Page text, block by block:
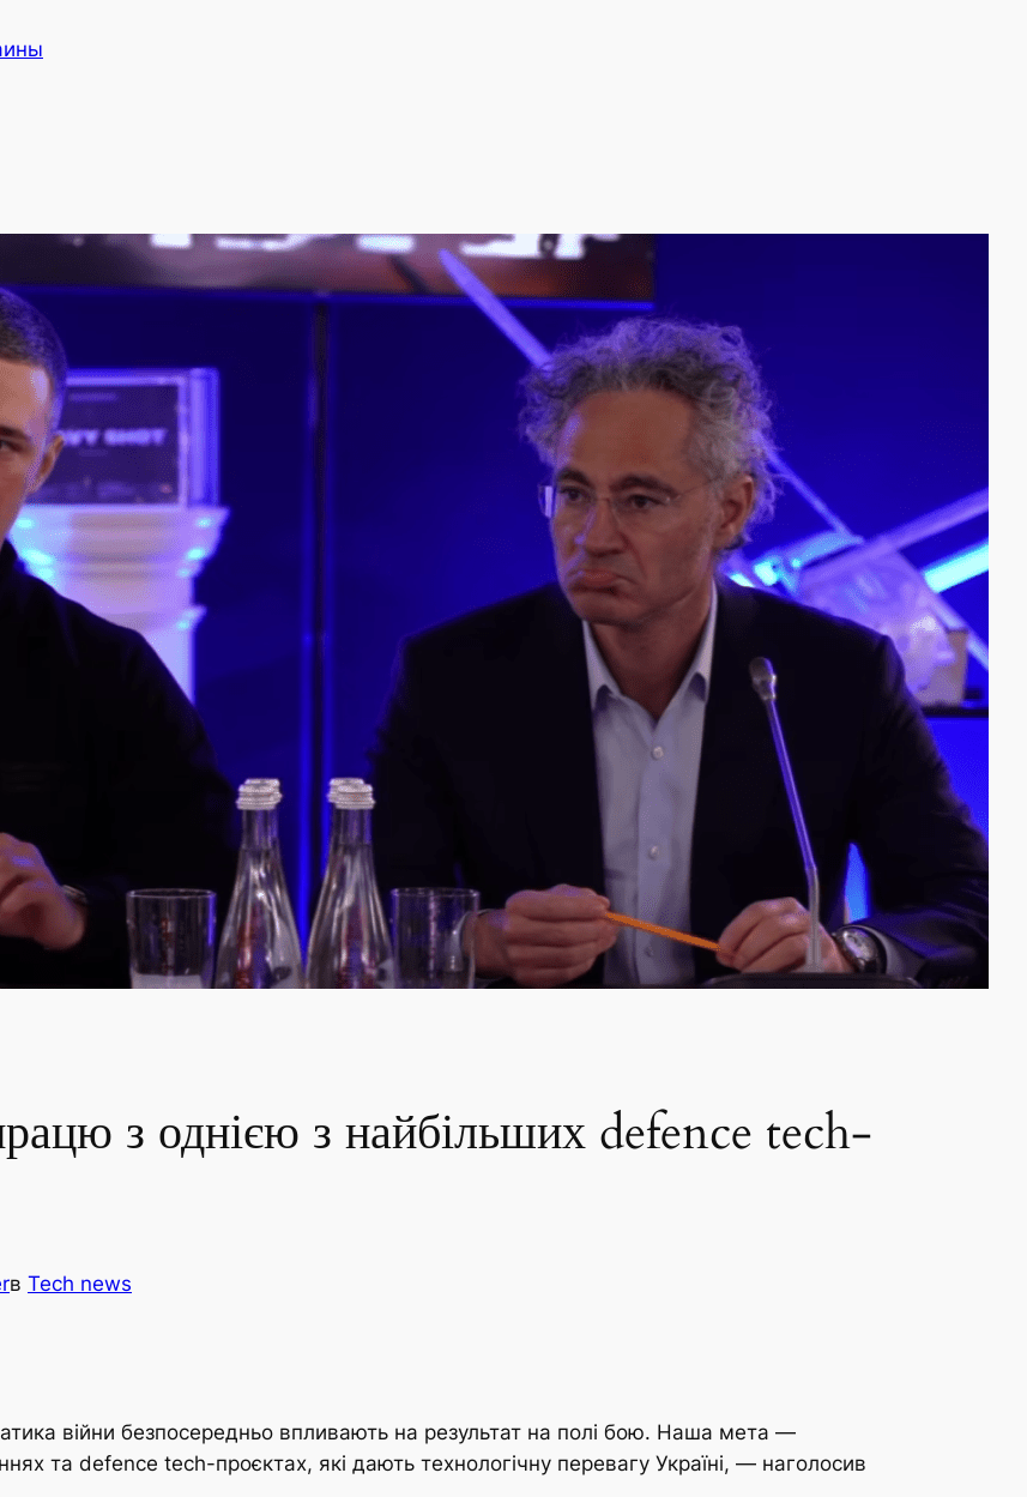
з однією з найбільших defence tech-
в Tech news
війни безпосередньо впливають на результат на полі бою. Наша мета —
та defence tech-проєктах, які дають технологічну перевагу Україні, — наголосив